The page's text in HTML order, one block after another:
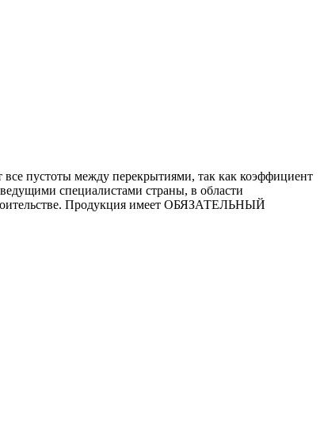
пустоты между перекрытиями, так как коэффициент
специалистами страны, в области
Продукция имеет ОБЯЗАТЕЛЬНЫЙ